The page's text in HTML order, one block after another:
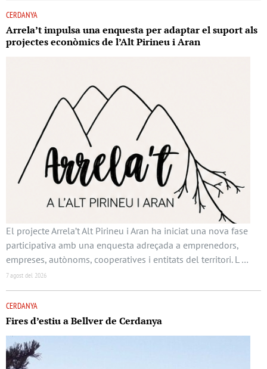
CERDANYA
Arrela’t impulsa una enquesta per adaptar el suport als
projectes econòmics de l’Alt Pirineu i Aran
El projecte Arrela’t Alt Pirineu i Aran ha iniciat una nova fase
participativa amb una enquesta adreçada a emprenedors,
empreses, autònoms, cooperatives i entitats del territori. L …
7 agost del 2026
CERDANYA
Fires d’estiu a Bellver de Cerdanya